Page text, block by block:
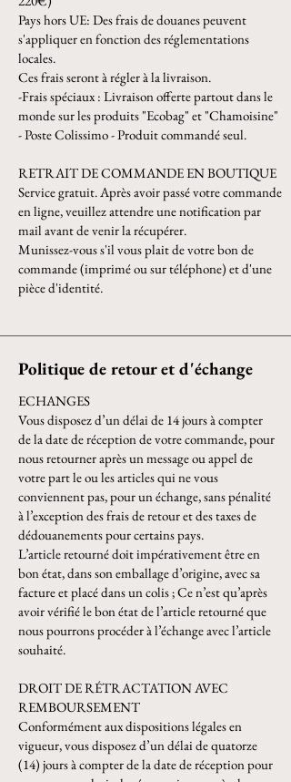
Pays hors UE: Des frais de douanes peuvent
s'appliquer en fonction des réglementations
locales.
Ces frais seront à régler à la livraison.
-Frais spéciaux : Livraison offerte partout dans le
monde sur les produits "Ecobag" et "Chamoisine"
- Poste Colissimo - Produit commandé seul.
RETRAIT DE COMMANDE EN BOUTIQUE
Service gratuit. Après avoir passé votre commande
en ligne, veuillez attendre une notification par
mail avant de venir la récupérer.
Munissez-vous s'il vous plait de votre bon de
commande (imprimé ou sur téléphone) et d'une
pièce d'identité.
Politique de retour et d'échange
ECHANGES
Vous disposez d’un délai de 14 jours à compter
de la date de réception de votre commande, pour
nous retourner après un message ou appel de
votre part le ou les articles qui ne vous
conviennent pas, pour un échange, sans pénalité
à l’exception des frais de retour et des taxes de
dédouanements pour certains pays.
L’article retourné doit impérativement être en
bon état, dans son emballage d’origine, avec sa
facture et placé dans un colis ; Ce n’est qu’après
avoir vérifié le bon état de l’article retourné que
nous pourrons procéder à l’échange avec l’article
souhaité.​
DROIT DE RÉTRACTATION AVEC
REMBOURSEMENT
Conformément aux dispositions légales en
vigueur, vous disposez d’un délai de quatorze
(14) jours à compter de la date de réception pour